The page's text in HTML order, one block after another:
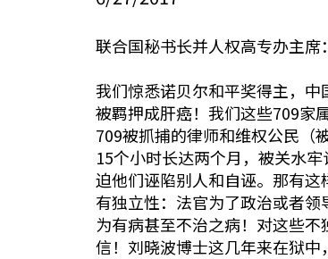
联合国秘书长并人权高专办主席：
我们惊悉诺贝尔和平奖得主，
被羁押成肝癌！我们这些709家
709被抓捕的律师和维权公民（
15个小时长达两个月，被关水
迫他们诬陷别人和自诬。那有
有独立性：法官为了政治或者
为有病甚至不治之病！对这些
信！刘晓波博士这几年来在狱中